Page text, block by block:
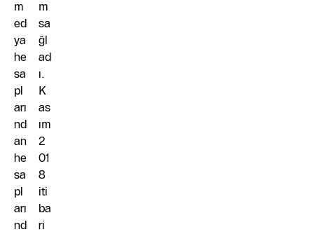
m
ed
ya
he
sa
pl
arı
nd
an
he
sa
pl
arı
nd
m
sa
ğl
ad
ı.
K
as
ım
2
01
8
iti
ba
ri